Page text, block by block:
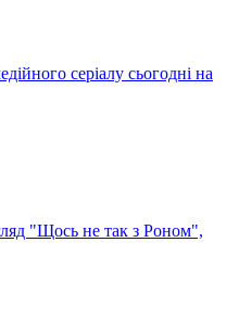
серіалу сьогодні на
"Щось не так з Роном",